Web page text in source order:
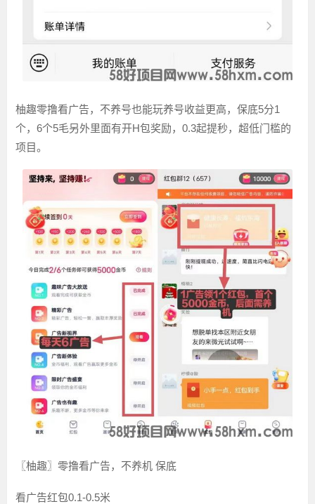
柚趣零撸看广告，不养号也能玩养号收益更高，保底5分1
个，6个5毛另外里面有开H包奖励，0.3起提秒，超低门槛的
项目。
〖柚趣〗零撸看广告，不养机 保底
看广告红包0.1-0.5米